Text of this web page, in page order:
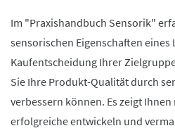
Im "Praxishandbuch Sensorik"
sensorischen Eigenschaften eines
Kaufentscheidung Ihrer
Sie Ihre Produkt-Qualität durch
verbessern können. Es zeigt
erfolgreiche entwickeln und